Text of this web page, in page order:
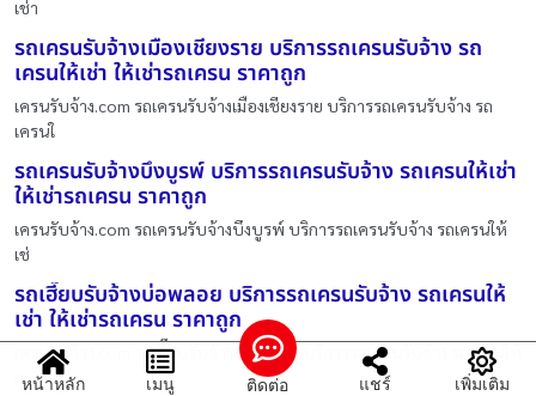
เช่า
รถเครนรับจ้างเมืองเชียงราย บริการรถเครนรับจ้าง รถ
เครนให้เช่า ให้เช่ารถเครน ราคาถูก
เครนรับจ้าง.com รถเครนรับจ้างเมืองเชียงราย บริการรถเครนรับจ้าง รถ
เครนใ
รถเครนรับจ้างบึงบูรพ์ บริการรถเครนรับจ้าง รถเครนให้เช่า
ให้เช่ารถเครน ราคาถูก
เครนรับจ้าง.com รถเครนรับจ้างบึงบูรพ์ บริการรถเครนรับจ้าง รถเครนให้
เช่
รถเฮี๊ยบรับจ้างบ่อพลอย บริการรถเครนรับจ้าง รถเครนให้
เช่า ให้เช่ารถเครน ราคาถูก
เครนรับจ้าง.com รถเฮี๊ยบรับจ้างบ่อพลอย บริการรถเครนรับจ้าง รถเครนให้
เช
หน้าหลัก เมนู ติดต่อ แชร์ เพิ่มเติม